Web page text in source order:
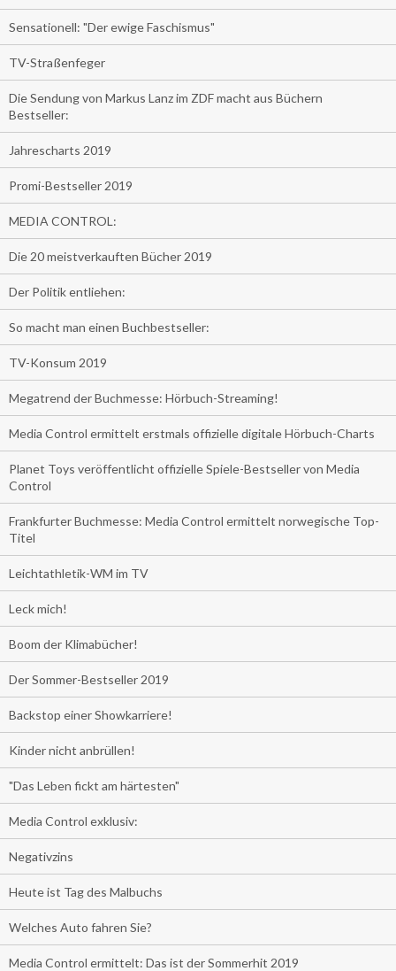
Sensationell: "Der ewige Faschismus"
TV-Straßenfeger
Die Sendung von Markus Lanz im ZDF macht aus Büchern
Bestseller:
Jahrescharts 2019
Promi-Bestseller 2019
MEDIA CONTROL:
Die 20 meistverkauften Bücher 2019
Der Politik entliehen:
So macht man einen Buchbestseller:
TV-Konsum 2019
Megatrend der Buchmesse: Hörbuch-Streaming!
Media Control ermittelt erstmals offizielle digitale Hörbuch-Charts
Planet Toys veröffentlicht offizielle Spiele-Bestseller von Media
Control
Frankfurter Buchmesse: Media Control ermittelt norwegische Top-
Titel
Leichtathletik-WM im TV
Leck mich!
Boom der Klimabücher!
Der Sommer-Bestseller 2019
Backstop einer Showkarriere!
Kinder nicht anbrüllen!
"Das Leben fickt am härtesten"
Media Control exklusiv:
Negativzins
Heute ist Tag des Malbuchs
Welches Auto fahren Sie?
Media Control ermittelt: Das ist der Sommerhit 2019